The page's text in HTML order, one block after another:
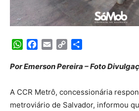
WhatsApp
Facebook
Email Copy
Por Emerson Pereira – Foto
A CCR Metrô, concessionária
metroviário de Salvador, informou